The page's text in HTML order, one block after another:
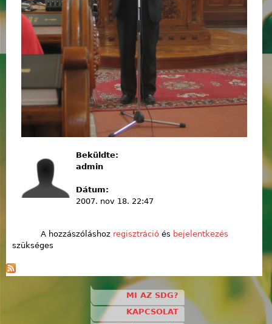
Beküldte:
admin
Dátum:
2007. nov 18. 22:47
A hozzászóláshoz regisztrációés bejelentkezés
szükséges
MI AZ SDG?
KAPCSOLAT